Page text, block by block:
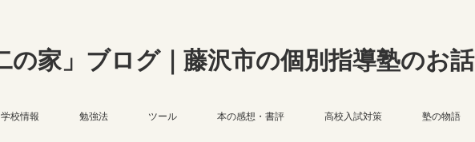
の家」ブログ｜藤沢市の個別指導塾のお話
学校情報 勉強法 ツール 本の感想・書評 高校入試対策 塾の物語